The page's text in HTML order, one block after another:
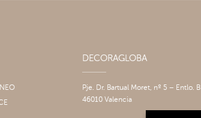
DECORAGLOBA
Pje. Dr. Bartual Moret, nº 5 – Entlo. B
46010 Valencia